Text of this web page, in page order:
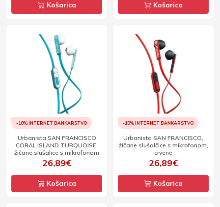
Košarica Košarica
-10% INTERNET BANKARSTVO
Urbanista SAN FRANCISCO
CORAL ISLAND TURQUOISE,
žičane slušalice s mikrofonom
26,89€
Košarica
-10% INTERNET BANKARSTVO
Urbanista SAN FRANCISCO,
žičane slušalčice s mikrofonom,
crvene
26,89€
Košarica